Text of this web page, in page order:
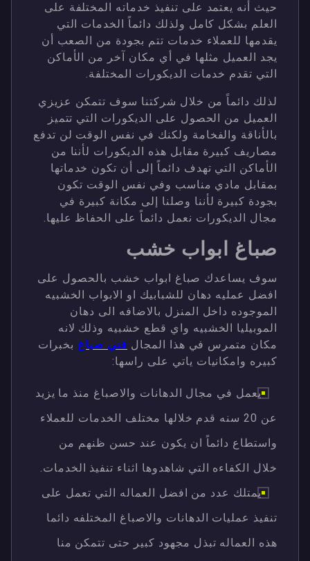
حيث أنه يعتمد على تنفيذ خدماته المختلفة على
العلم بشكل كامل ولذلك دائماً الخدمات التي
يقدمها للعملاء خدمات تتم بجودة من الصعب أن
يجد العميل مثلها في أي مكان آخر من الأماكن
التي تقدم خدمات الديكورات المختلفة.
لذلك دائماً من خلال شركتنا سوف تتمكن عزيزي
العميل من الحصول على الديكورات التي تتميز
بالأناقة والفخامة ولكنك في نفس الوقت لن تدفع
مصاريف كبيرة مقابل هذه الديكورات لأننا من
الأماكن التي تهدف دائماً إلى أن تكون خدماتها
بمقابل مادي مناسب وفي نفس الوقت تكون
بجودة كبيرة لأننا وصلنا إلى مكانة كبيرة في
مجال الديكورات نعمل دائماً على الحفاظ عليها.
صباغ ابواب خشب
سوف يساعدك صباغ ابواب خشب بالحصول على
افضل عمليه دهان للشبابيك او الابواب الخشبيه
الموجوده داخل المنزل بالاضافه الى دهان
الموبيليا الخشبيه واي قطع خشبيه وذلك لانه
مكان متمرس في هذا المجال فني صباغ بخبرات
كبيره وامكانيات ياتي على راسها:
يعمل في مجال الدهانات والاصباغ منذ ما يزيد
عن 20 سنه قدم خلالها مختلف الخدمات للعملاء
واستطاع دائماً ان يكون عند حسن ظنهم من
خلال الكفاءه التي شاهدوها اثناء تنفيذ الخدمات.
يمتلك عدد من افضل العماله التي تعمل على
تنفيذ عمليات الدهانات والاصباغ المختلفه دائما
هذه العماله تبذل مجهود كبير حتى تتمكن منا